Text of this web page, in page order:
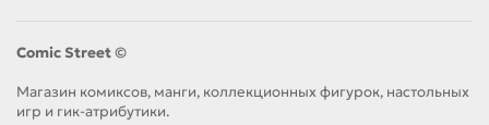
Comic Street ©
Магазин комиксов, манги, коллекционных фигурок, настольных
игр и гик-атрибутики.